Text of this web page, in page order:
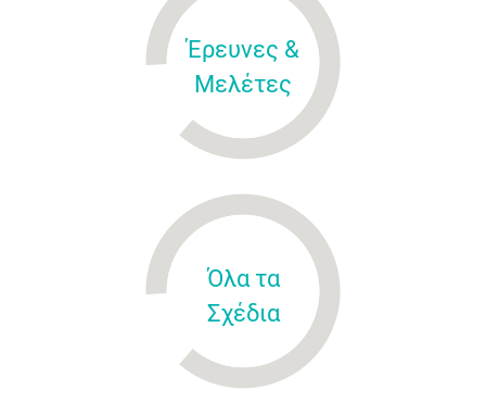
Έρευνες &
Μελέτες
Όλα τα
Σχέδια